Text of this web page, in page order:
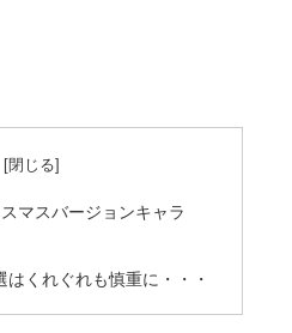
マスバージョンキャラ
くれぐれも慎重に・・・